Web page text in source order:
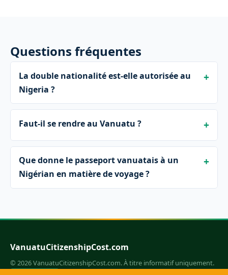
Questions fréquentes
La double nationalité est-elle autorisée au
Nigeria ?
Faut-il se rendre au Vanuatu ?
Que donne le passeport vanuatais à un
Nigérian en matière de voyage ?
VanuatuCitizenshipCost.com
© 2026 VanuatuCitizenshipCost.com. À titre informatif uniquement.